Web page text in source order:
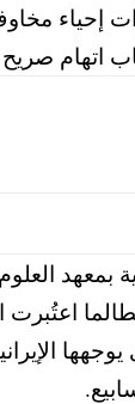
إحياء
اتهام
بمعهد
اعتُبرت